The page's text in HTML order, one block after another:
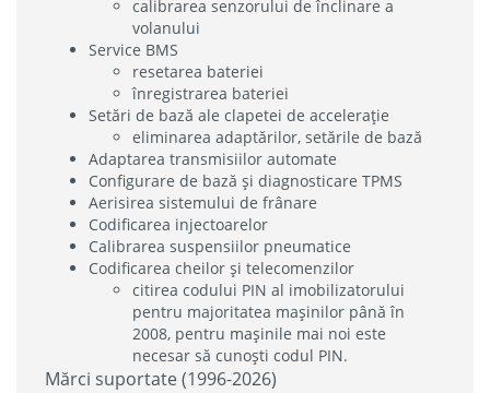
calibrarea senzorului de înclinare a
volanului
Service BMS
resetarea bateriei
înregistrarea bateriei
Setări de bază ale clapetei de accelerație
eliminarea adaptărilor, setările de bază
Adaptarea transmisiilor automate
Configurare de bază și diagnosticare TPMS
Aerisirea sistemului de frânare
Codificarea injectoarelor
Calibrarea suspensiilor pneumatice
Codificarea cheilor și telecomenzilor
citirea codului PIN al imobilizatorului
pentru majoritatea mașinilor până în
2008, pentru mașinile mai noi este
necesar să cunoști codul PIN.
Mărci suportate (1996-2026)